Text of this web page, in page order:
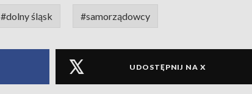
#dolny śląsk #samorządowcy
UDOSTĘPNIJ NA X